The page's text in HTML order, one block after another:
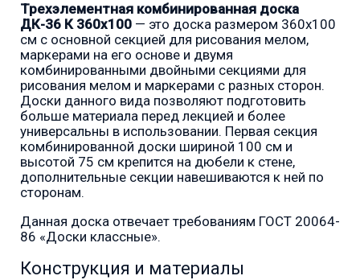
Трехэлементная комбинированная доска
ДК-36 К 360х100 — это доска размером 360x100
см с основной секцией для рисования мелом,
маркерами на его основе и двумя
комбинированными двойными секциями для
рисования мелом и маркерами с разных сторон.
Доски данного вида позволяют подготовить
больше материала перед лекцией и более
универсальны в использовании. Первая секция
комбинированной доски шириной 100 см и
высотой 75 см крепится на дюбели к стене,
дополнительные секции навешиваются к ней по
сторонам.
Данная доска отвечает требованиям ГОСТ 20064-
86 «Доски классные».
Конструкция и материалы